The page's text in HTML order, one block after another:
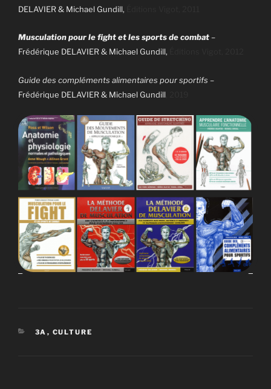
DELAVIER & Michael Gundill,
Musculation pour le fight et les sports de combat–
Frédérique DELAVIER & Michael Gundill,
Guide des compléments alimentaires pour sportifs –
Frédérique DELAVIER & Michael Gundill
CATÉGORIES
3A , CULTURE